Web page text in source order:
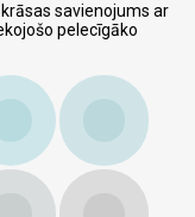
savienojums ar
pelecīgāko